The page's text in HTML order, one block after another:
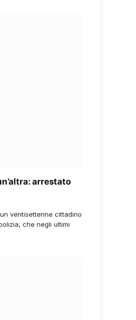
arrestato
ventisettenne cittadino
che negli ultimi